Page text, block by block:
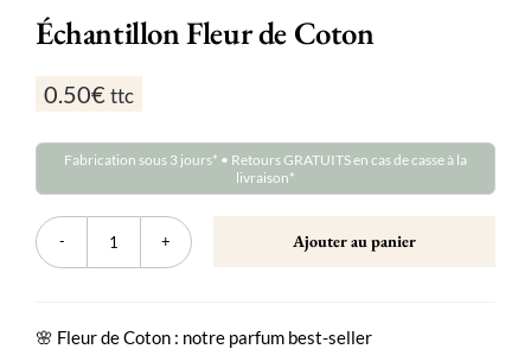
Échantillon Fleur de Coton
0.50€ ttc
Fabrication sous 3 jours* • Retours GRATUITS en cas de casse à la
livraison*
quantité
de
de
Ajouter au panier
🌸 Fleur de Coton : notre parfum best-seller